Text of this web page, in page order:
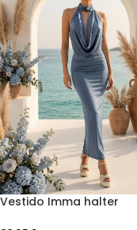
Vestido Imma halter